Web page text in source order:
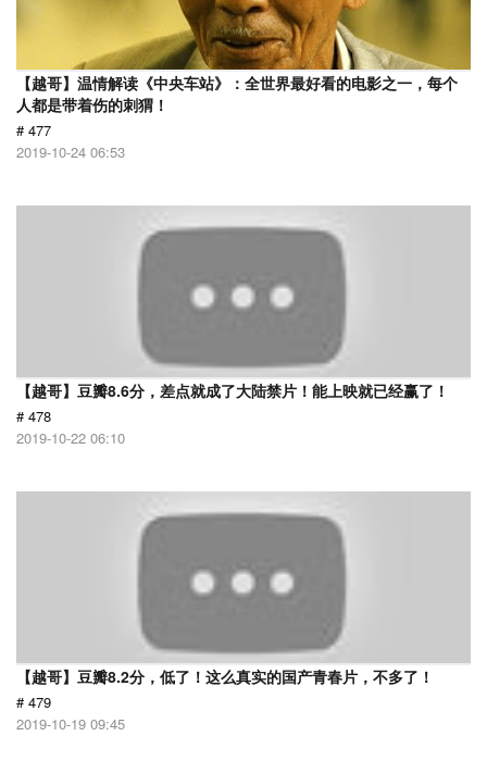
【越哥】温情解读《中央车站》：全世界最好看的电影之一，每个
人都是带着伤的刺猬！
# 477
2019-10-24 06:53
【越哥】豆瓣8.6分，差点就成了大陆禁片！能上映就已经赢了！
# 478
2019-10-22 06:10
【越哥】豆瓣8.2分，低了！这么真实的国产青春片，不多了！
# 479
2019-10-19 09:45